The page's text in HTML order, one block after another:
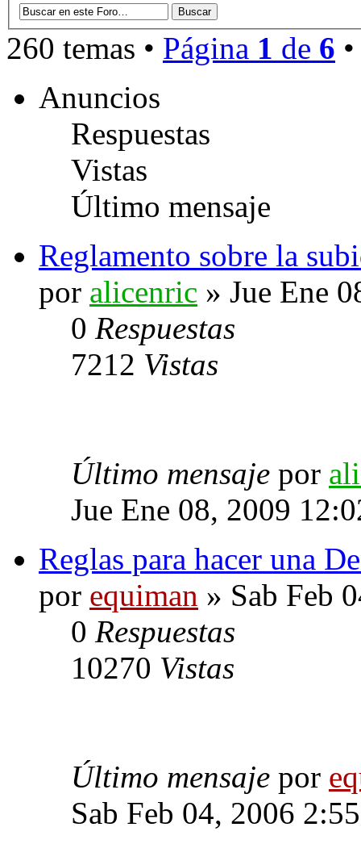
260 temas • Página 1 de 6
Anuncios
Respuestas
Vistas
Último mensaje
Reglamento sobre la
por alicenric » Jue Ene
0 Respuestas
7212 Vistas
Último mensaje por
Jue Ene 08, 2009
Reglas para hacer una
por equiman » Sab Feb
0 Respuestas
10270 Vistas
Último mensaje por
Sab Feb 04, 2006